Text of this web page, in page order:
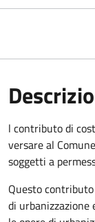
l contributo di
versare al
soggetti a
Questo
di urbanizzazione